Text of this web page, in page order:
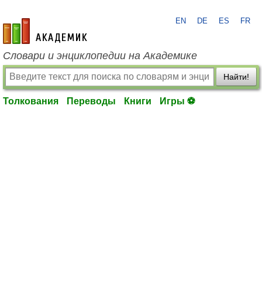
academic.ru
EN DE ES FR
Словари и энциклопедии на Академике
Найти!
Толкования Переводы Книги Игры ⚽